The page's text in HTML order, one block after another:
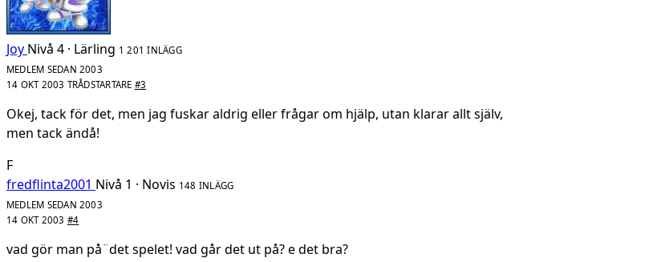
Joy Nivå 4 · Lärling 1 201 INLÄGG
MEDLEM SEDAN 2003
14 OKT 2003 TRÅDSTARTARE #3
Okej, tack för det, men jag fuskar aldrig eller frågar om hjälp, utan klarar allt själv,
men tack ändå!
F
fredflinta2001 Nivå 1 · Novis 148 INLÄGG
MEDLEM SEDAN 2003
14 OKT 2003 #4
vad gör man på¨det spelet! vad går det ut på? e det bra?